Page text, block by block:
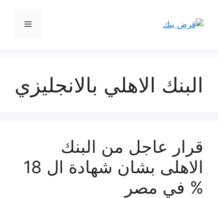
المحتوى
القائمة
البنك الاهلي بالانجليزي
قرار عاجل من البنك
الاهلى بشان شهادة ال 18
% في مصر